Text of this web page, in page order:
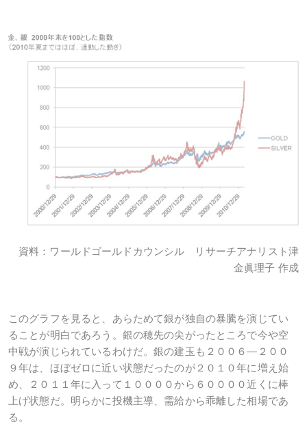
資料：ワールドゴールドカウンシル リサーチアナリスト津
金眞理子 作成
このグラフを見ると、あらためて銀が独自の暴騰を演じてい
ることが明白であろう。銀の穂先の尖がったところで今や空
中戦が演じられているわけだ。銀の建玉も２００６―２００
９年は、ほぼゼロに近い状態だったのが２０１０年に増え始
め、２０１１年に入って１００００から６００００近くに棒
上げ状態だ。明らかに投機主導、需給から乖離した相場であ
る。